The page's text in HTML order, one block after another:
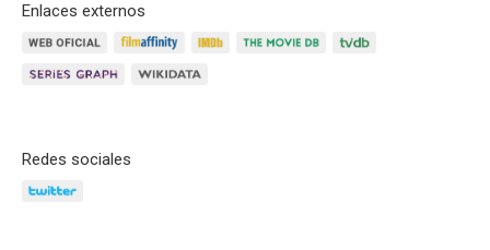
Enlaces externos
Redes sociales